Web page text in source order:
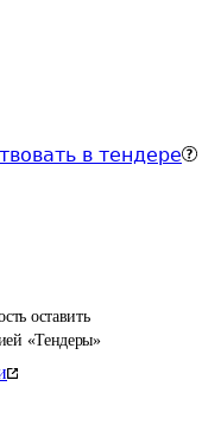
в тендере
оставить
«Тендеры»